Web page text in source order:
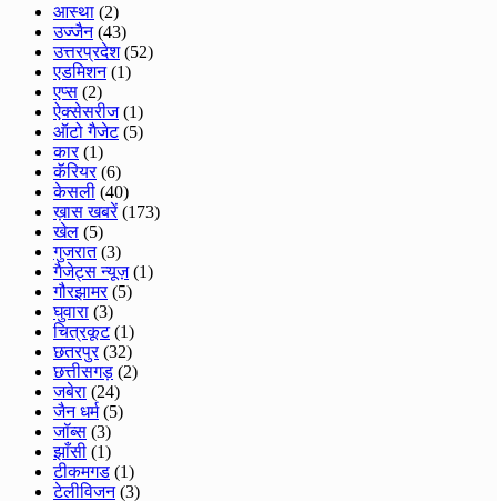
आस्था (2)
उज्जैन(43)
उत्तरप्रदेश(52)
एडमिशन(1)
एप्स (2)
ऐक्सेसरीज(1)
ऑटो गैजेट(5)
कार(1)
कॅरियर(6)
केसली (40)
ख़ास खबरें(173)
खेल (5)
गुजरात(3)
गैजेट्स न्यूज़(1)
गौरझामर(5)
घुवारा (3)
चित्रकूट(1)
छतरपुर(32)
छत्तीसगड़ (2)
जबेरा (24)
जैन धर्म(5)
जॉब्स (3)
झाँसी (1)
टीकमगड (1)
टेलीविजन(3)